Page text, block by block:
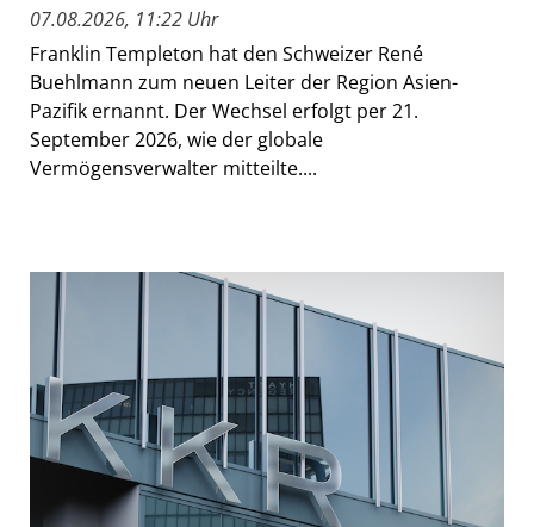
07.08.2026, 11:22 Uhr
Franklin Templeton hat den Schweizer René
Buehlmann zum neuen Leiter der Region Asien-
Pazifik ernannt. Der Wechsel erfolgt per 21.
September 2026, wie der globale
Vermögensverwalter mitteilte....